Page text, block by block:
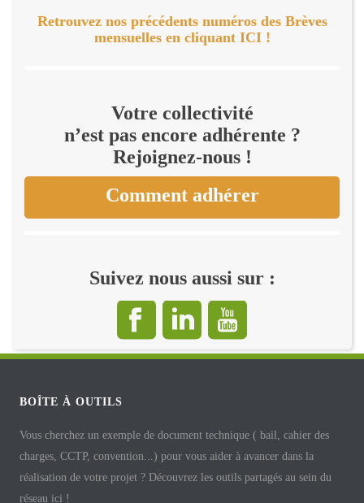
Retrouvez nos précédents numéros des Brèves
mensuelles en cliquant ICI !
Votre collectivité
n’est pas encore adhérente ?
Rejoignez-nous !
Comment adhérer
Suivez nous aussi sur :
BOÎTE À OUTILS
Vous cherchez un exemple de document technique ( bail, cahier des
charges, CCTP, convention...) pour vous aider à avancer dans la
réalisation de votre projet ? Découvrez les outils partagés au sein du
réseau ici !